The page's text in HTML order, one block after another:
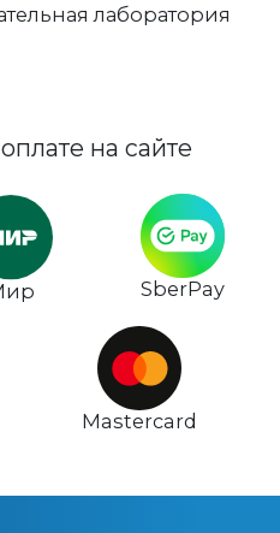
лаборатория
на сайте
SberPay
Mastercard